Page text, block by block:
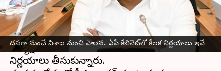
దసరా నుంచే విశాఖ నుంచి పాలన.. ఏపీ కేబినెట్‌లో కీలక నిర్ణయాలు ఇవే
ఈ వార్తాకథనం ఏంటి
ఆంధ్రప్రదేశ్ముఖ్యమంత్రివైఎస్ జగన్మోహన్ రెడ్డి
అధ్యక్షతన జరిగిన కేబినెట్‌ సమావేశంలో కీలక
నిర్ణయాలు తీసుకున్నారు.